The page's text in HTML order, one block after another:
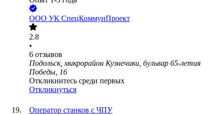
ООО УК СпецКоммунПроект
2.8
•
6 отзывов
Подольск, микрорайон Кузнечики, бульвар 65-летия
Победы, 16
Откликнитесь среди первых
Откликнуться
Оператор станков с ЧПУ